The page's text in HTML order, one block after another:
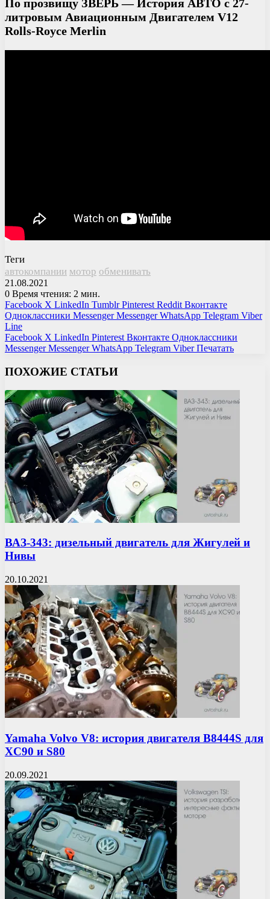
По прозвищу ЗВЕРЬ — История АВТО с 27-
литровым Авиационным Двигателем V12
Rolls-Royce Merlin
Теги
автокомпании мотор обменивать
21.08.2021
0 Время чтения: 2 мин.
Facebook X LinkedIn Tumblr Pinterest Reddit Вконтакте
Одноклассники Messenger Messenger WhatsApp Telegram Viber
Line
Facebook X LinkedIn Pinterest Вконтакте Одноклассники
Messenger Messenger WhatsApp Telegram Viber Печатать
ПОХОЖИЕ СТАТЬИ
ВАЗ-343: дизельный двигатель для Жигулей и
Нивы
20.10.2021
Yamaha Volvo V8: история двигателя B8444S для
XC90 и S80
20.09.2021